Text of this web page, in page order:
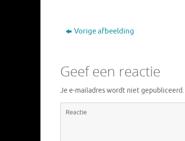
Vorige afbeelding
Geef een reactie
Je e-mailadres wordt niet gepubliceerd.